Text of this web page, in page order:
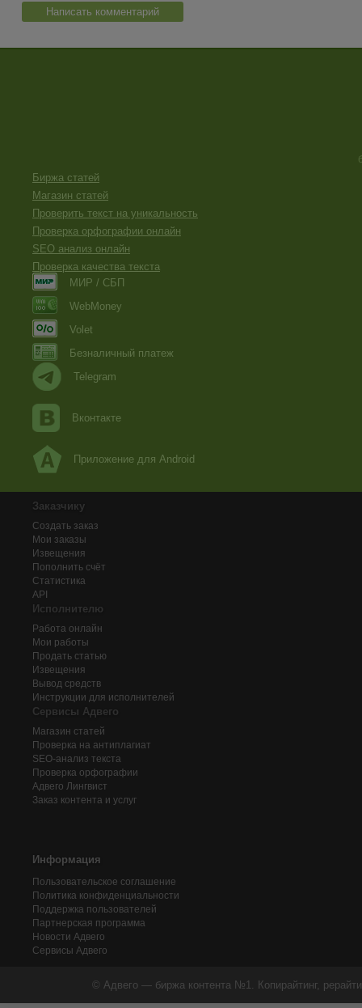
Написать комментарий
Биржа статей
Магазин статей
Проверить текст на уникальность
Проверка орфографии онлайн
SEO анализ онлайн
Проверка качества текста
МИР / СБП
WebMoney
Volet
Безналичный платеж
Telegram
Вконтакте
Приложение для Android
Заказчику
Создать заказ
Мои заказы
Извещения
Пополнить счёт
Статистика
API
Исполнителю
Работа онлайн
Мои работы
Продать статью
Извещения
Вывод средств
Инструкции для исполнителей
Сервисы Адвего
Магазин статей
Проверка на антиплагиат
SEO-анализ текста
Проверка орфографии
Адвего Лингвист
Заказ контента и услуг
Информация
Пользовательское соглашение
Политика конфиденциальности
Поддержка пользователей
Партнерская программа
Новости Адвего
Сервисы Адвего
© Адвего — биржа контента №1. Копирайтинг,